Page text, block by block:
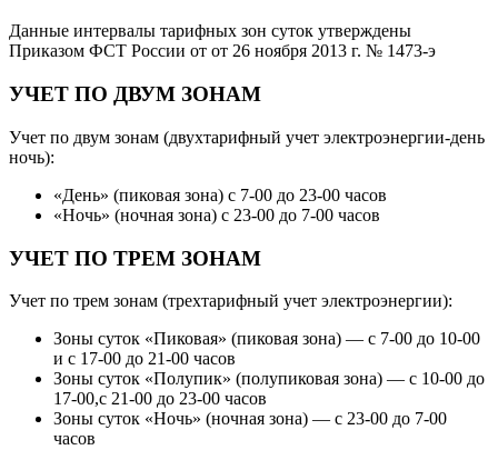
Данные интервалы тарифных зон суток утверждены
Приказом ФСТ России от от 26 ноября 2013 г. № 1473-э
УЧЕТ ПО ДВУМ ЗОНАМ
Учет по двум зонам (двухтарифный учет электроэнергии-день
ночь):
«День» (пиковая зона) с 7-00 до 23-00 часов
«Ночь» (ночная зона) с 23-00 до 7-00 часов
УЧЕТ ПО ТРЕМ ЗОНАМ
Учет по трем зонам (трехтарифный учет электроэнергии):
Зоны суток «Пиковая» (пиковая зона) — с 7-00 до 10-00
и с 17-00 до 21-00 часов
Зоны суток «Полупик» (полупиковая зона) — с 10-00 до
17-00,с 21-00 до 23-00 часов
Зоны суток «Ночь» (ночная зона) — с 23-00 до 7-00
часов